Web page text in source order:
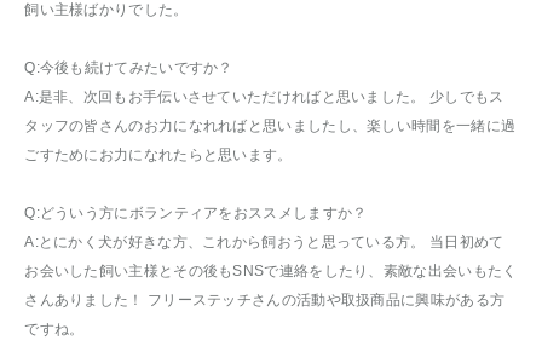
飼い主様ばかりでした。
Q:今後も続けてみたいですか？
A:是非、次回もお手伝いさせていただければと思いました。 少しでもス
タッフの皆さんのお力になれればと思いましたし、楽しい時間を一緒に過
ごすためにお力になれたらと思います。
Q:どういう方にボランティアをおススメしますか？
A:とにかく犬が好きな方、これから飼おうと思っている方。 当日初めて
お会いした飼い主様とその後もSNSで連絡をしたり、素敵な出会いもたく
さんありました！ フリーステッチさんの活動や取扱商品に興味がある方
ですね。